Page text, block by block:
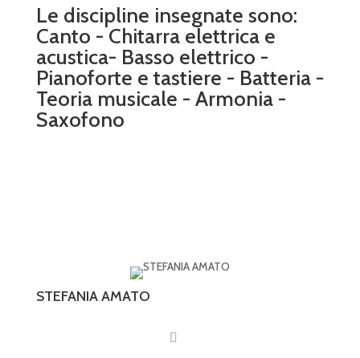
Le discipline insegnate sono:
Canto - Chitarra elettrica e
acustica- Basso elettrico -
Pianoforte e tastiere - Batteria -
Teoria musicale - Armonia -
Saxofono
STEFANIA AMATO